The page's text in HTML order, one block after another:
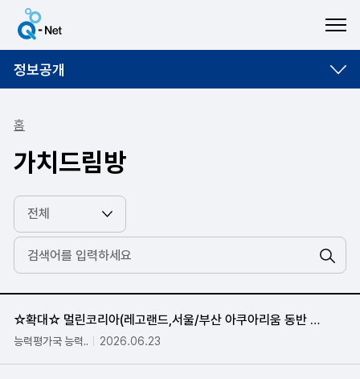
정보공개
홈
가치드림방
검색
☆확대☆ 멀린코리아(레고랜드,서울/부산 아쿠아리움 동반 3인까지 입장료 할인) 가치드림서비스 제공
능력평가국 능력.. 2026.06.23